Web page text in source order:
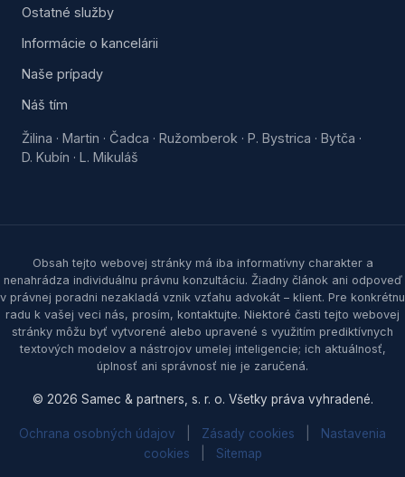
Ostatné služby
Informácie o kancelárii
Naše prípady
Náš tím
Žilina · Martin · Čadca · Ružomberok · P. Bystrica · Bytča ·
D. Kubín · L. Mikuláš
Obsah tejto webovej stránky má iba informatívny charakter a
nenahrádza individuálnu právnu konzultáciu. Žiadny článok ani odpoveď
v právnej poradni nezakladá vznik vzťahu advokát – klient. Pre konkrétnu
radu k vašej veci nás, prosím, kontaktujte. Niektoré časti tejto webovej
stránky môžu byť vytvorené alebo upravené s využitím prediktívnych
textových modelov a nástrojov umelej inteligencie; ich aktuálnosť,
úplnosť ani správnosť nie je zaručená.
© 2026 Samec & partners, s. r. o. Všetky práva vyhradené.
Ochrana osobných údajov Zásady cookies
Nastavenia
cookies
Sitemap